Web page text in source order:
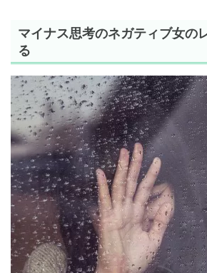
マイナス思考のネガティブ女の
る